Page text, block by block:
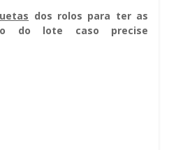
dos rolos para ter as
do lote caso precise